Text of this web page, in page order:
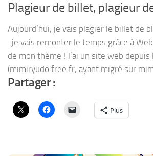
Plagieur de billet, plagieur
Aujourd’hui, je vais plagier le billet de
: je vais remonter le temps grâce à
de mon thème ! J’ai un site web
(mimiryudo.free.fr, ayant migré sur
Partager :
Plus